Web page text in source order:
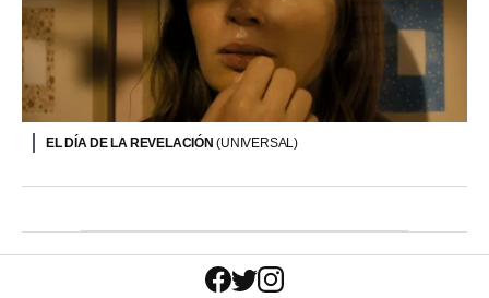
EL DÍA DE LA REVELACIÓN(UNIVERSAL)